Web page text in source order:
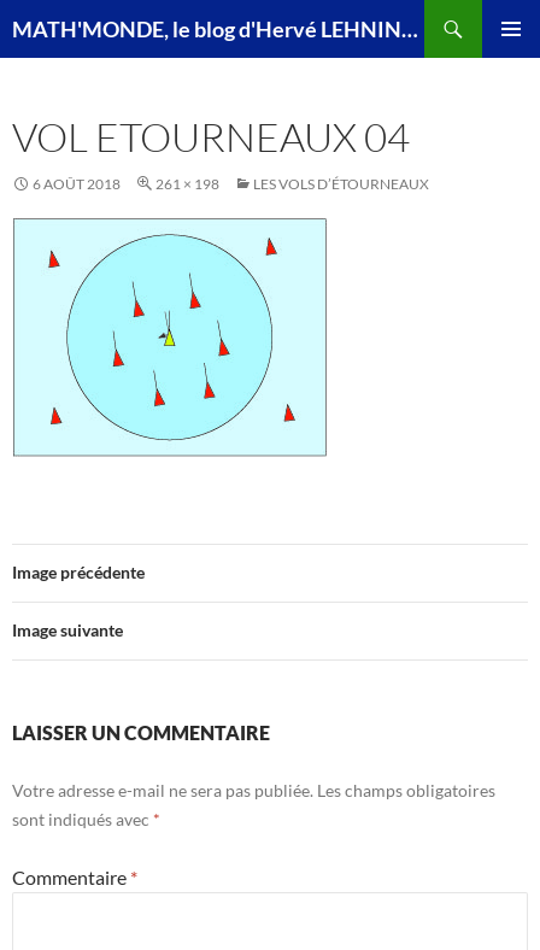
MATH'MONDE, le blog d'Hervé LEHNING, agrégé de mathématiques
VOL ETOURNEAUX 04
6 AOÛT 2018 261 × 198 LES VOLS D’ÉTOURNEAUX
Image précédente
Image suivante
LAISSER UN COMMENTAIRE
Votre adresse e-mail ne sera pas publiée. Les champs obligatoires
sont indiqués avec *
Commentaire *